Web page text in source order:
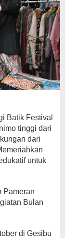
Batik Festival
tinggi dari
dari
untuk
Pameran
Bulan
di Gesibu